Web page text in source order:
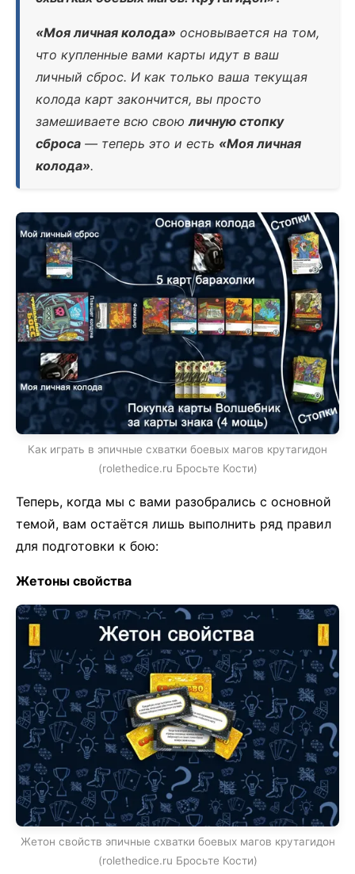
«Моя личная колода» основывается на том,
что купленные вами карты идут в ваш
личный сброс. И как только ваша текущая
колода карт закончится, вы просто
замешиваете всю свою личную стопку
сброса — теперь это и есть «Моя личная
колода».
Как играть в эпичные схватки боевых магов крутагидон
(rolethedice.ru Бросьте Кости)
Теперь, когда мы с вами разобрались с основной
темой, вам остаётся лишь выполнить ряд правил
для подготовки к бою:
Жетоны свойства
Жетон свойств эпичные схватки боевых магов крутагидон
(rolethedice.ru Бросьте Кости)